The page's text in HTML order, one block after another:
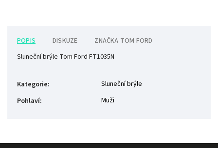
POPIS DISKUZE ZNAČKA TOM FORD
Sluneční brýle Tom Ford FT1035N
Kategorie:
Sluneční brýle
Pohlaví: Muži